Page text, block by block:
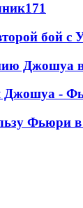
171
бой с
Джошуа в
Джошуа -
Фьюри